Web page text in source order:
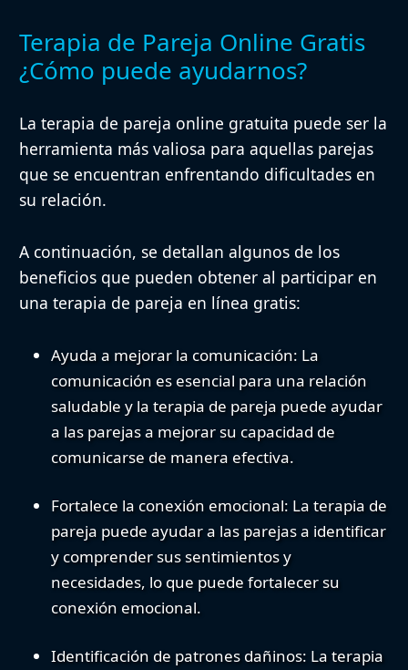
Terapia de Pareja Online Gratis
¿Cómo puede ayudarnos?
La terapia de pareja online gratuita puede ser la
herramienta más valiosa para aquellas parejas
que se encuentran enfrentando dificultades en
su relación.
A continuación, se detallan algunos de los
beneficios que pueden obtener al participar en
una terapia de pareja en línea gratis:
Ayuda a mejorar la comunicación: La
comunicación es esencial para una relación
saludable y la terapia de pareja puede ayudar
a las parejas a mejorar su capacidad de
comunicarse de manera efectiva.
Fortalece la conexión emocional: La terapia de
pareja puede ayudar a las parejas a identificar
y comprender sus sentimientos y
necesidades, lo que puede fortalecer su
conexión emocional.
Identificación de patrones dañinos: La terapia